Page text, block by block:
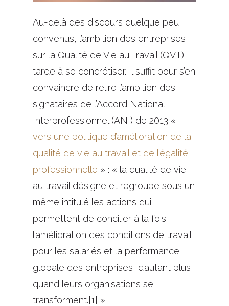
Au-delà des discours quelque peu
convenus, l’ambition des entreprises
sur la Qualité de Vie au Travail (QVT)
tarde à se concrétiser. Il suffit pour s’en
convaincre de relire l’ambition des
signataires de l’Accord National
Interprofessionnel (ANI) de 2013 «
vers une politique d’amélioration de la
qualité de vie au travail et de l’égalité
professionnelle » : « la qualité de vie
au travail désigne et regroupe sous un
même intitulé les actions qui
permettent de concilier à la fois
l’amélioration des conditions de travail
pour les salariés et la performance
globale des entreprises, d’autant plus
quand leurs organisations se
transforment.[1] »